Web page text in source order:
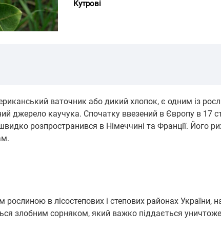
Кутрові
ваточник або дикий хлопок, є одним із
джерело каучука. Спочатку ввезений в Європу в 17
розпространився в Німеччині та Франції. Його
в лісостепових і степових районах України,
злобним сорняком, який важко піддається